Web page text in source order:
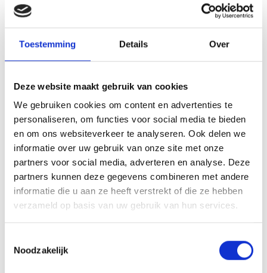
Toestemming Details Over
Deze website maakt gebruik van cookies
We gebruiken cookies om content en advertenties te
personaliseren, om functies voor social media te bieden
en om ons websiteverkeer te analyseren. Ook delen we
informatie over uw gebruik van onze site met onze
partners voor social media, adverteren en analyse. Deze
partners kunnen deze gegevens combineren met andere
informatie die u aan ze heeft verstrekt of die ze hebben
verzameld op basis van uw gebruik van hun services.
Noodzakelijk
VITELLO TONNATO VAN DE
SEARWOOD
RECEPT